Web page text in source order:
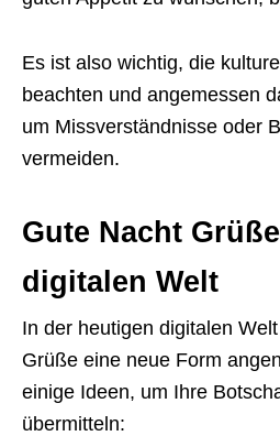
Es ist also wichtig, die
beachten und angemessen
um Missverständnisse oder
vermeiden.
Gute Nacht
digitalen Welt
In der heutigen digitalen
Grüße eine neue Form
einige Ideen, um Ihre
übermitteln: